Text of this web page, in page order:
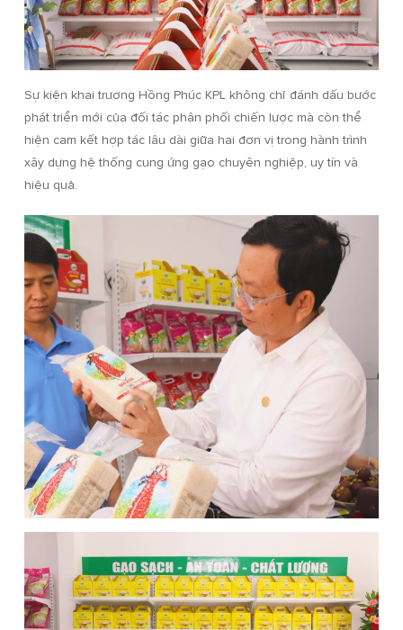
Sự kiện khai trương Hồng Phúc KPL không chỉ đánh dấu bước
phát triển mới của đối tác phân phối chiến lược mà còn thể
hiện cam kết hợp tác lâu dài giữa hai đơn vị trong hành trình
xây dựng hệ thống cung ứng gạo chuyên nghiệp, uy tín và
hiệu quả.